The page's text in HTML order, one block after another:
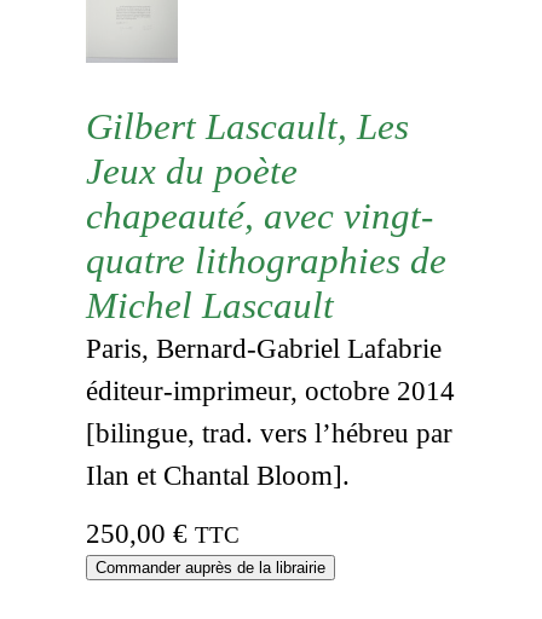
Gilbert Lascault, Les
Jeux du poète
chapeauté, avec vingt-
quatre lithographies de
Michel Lascault
Paris, Bernard-Gabriel Lafabrie
éditeur-imprimeur, octobre 2014
[bilingue, trad. vers l’hébreu par
Ilan et Chantal Bloom].
250,00 € TTC
Commander auprès de la librairie